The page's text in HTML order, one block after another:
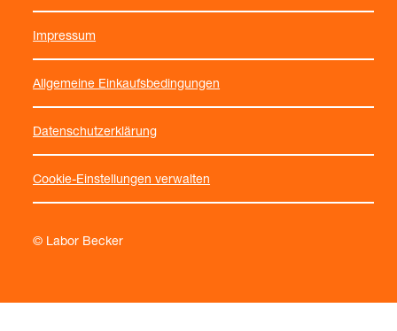
Impressum
Allgemeine Einkaufsbedingungen
Datenschutzerklärung
Cookie-Einstellungen verwalten
© Labor Becker